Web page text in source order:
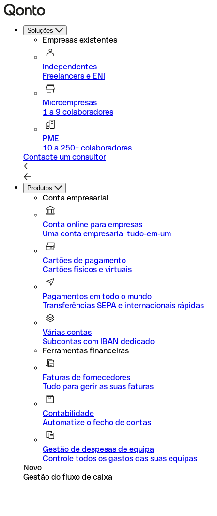
Soluções
Empresas existentes
Independentes
Freelancers e ENI
Microempresas
1 a 9 colaboradores
PME
10 a 250+ colaboradores
Contacte um consultor
Produtos
Conta empresarial
Conta online para empresas
Uma conta empresarial tudo-em-um
Cartões de pagamento
Cartões físicos e virtuais
Pagamentos em todo o mundo
Transferências SEPA e internacionais rápidas
Várias contas
Subcontas com IBAN dedicado
Ferramentas financeiras
Faturas de fornecedores
Tudo para gerir as suas faturas
Contabilidade
Automatize o fecho de contas
Gestão de despesas de equipa
Controle todos os gastos das suas equipas
Novo
Gestão do fluxo de caixa